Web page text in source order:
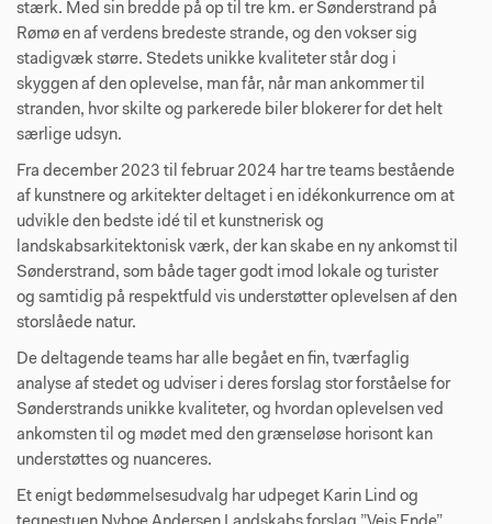
stærk. Med sin bredde på op til tre km. er Sønderstrand på
Rømø en af verdens bredeste strande, og den vokser sig
stadigvæk større. Stedets unikke kvaliteter står dog i
skyggen af den ople­velse, man får, når man ankommer til
stranden, hvor skilte og parkerede biler blokerer for det helt
særlige udsyn.
Fra december 2023 til februar 2024 har tre teams bestående
af kunstnere og arkitekter deltaget i en idékonkurrence om at
udvikle den bedste idé til et kunstnerisk og
landskabsarkitektonisk værk, der kan skabe en ny ankomst til
Sønderstrand, som både tager godt imod lokale og turister
og samtidig på respektfuld vis understøt­ter oplevelsen af den
storslåede natur.
De deltagende teams har alle begået en fin, tværfaglig
analyse af stedet og udviser i deres forslag stor forståelse for
Søn­derstrands unikke kvaliteter, og hvordan oplevelsen ved
ankomsten til og mødet med den grænseløse horisont kan
understøttes og nuanceres.
Et enigt bedømmelsesudvalg har udpeget Karin Lind og